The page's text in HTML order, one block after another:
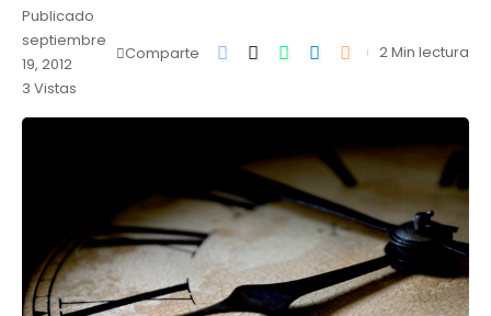
Publicado
septiembre
19, 2012
3 Vistas
Comparte 2 Min lectura